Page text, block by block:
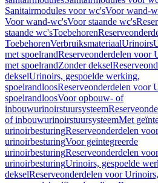
Sanitairmodules voor wc'sVoor wand-
Voor wand-wc'sVoor staande wc's
staande wc'sToebehoren
ToebehorenVerbruiksmateriaalUrinoirs
met spoelrandReserveonderdelen voor
met spoelrandZonder deksel
dekselUrinoirs, gespoelde werking,
spoelrandloosReserveonderdelen voor
spoelrandloosVoor opbouw- of
inbouwurinoirstuursysteem
of inbouwurinoirstuursysteemMet
urinoirbesturingReserveonderdelen
urinoirbesturingVoor geïntegreerde
urinoirbesturingReserveonderdelen
urinoirbesturingUrinoirs, gespoelde
dekselReserveonderdelen voor